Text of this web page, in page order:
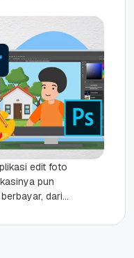
edit foto
pun
dari